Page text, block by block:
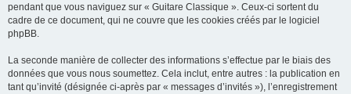
pendant que vous naviguez sur « Guitare Classique ». Ceux-ci sortent du
cadre de ce document, qui ne couvre que les cookies créés par le logiciel
phpBB.
La seconde manière de collecter des informations s’effectue par le biais des
données que vous nous soumettez. Cela inclut, entre autres : la publication en
tant qu’invité (désignée ci-après par « messages d’invités »), l’enregistrement